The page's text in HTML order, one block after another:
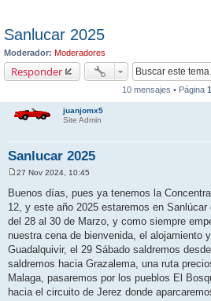
Sanlucar 2025
Moderador: Moderadores
Responder
10 mensajes • Página 1
juanjomx5
Site Admin
Sanlucar 2025
e
n
s
a
j
e
27 Nov 2024, 10:45
Buenos días, pues ya tenemos la
12, y este año 2025 estaremos en
del 28 al 30 de Marzo, y como siempre
nuestra cena de bienvenida, el alojamiento
Guadalquivir, el 29 Sábado saldremos
saldremos hacia Grazalema, una ruta
Malaga, pasaremos por los pueblos El
hacia el circuito de Jerez donde